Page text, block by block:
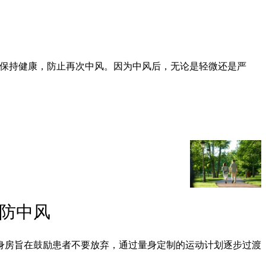
健康，防止再次中风。因为中风后，无论是轻微还是严
中风
旨在鼓励患者不要放弃，通过量身定制的运动计划逐步过渡